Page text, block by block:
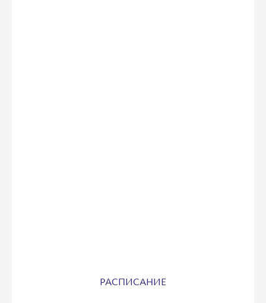
РАСПИСАНИЕ